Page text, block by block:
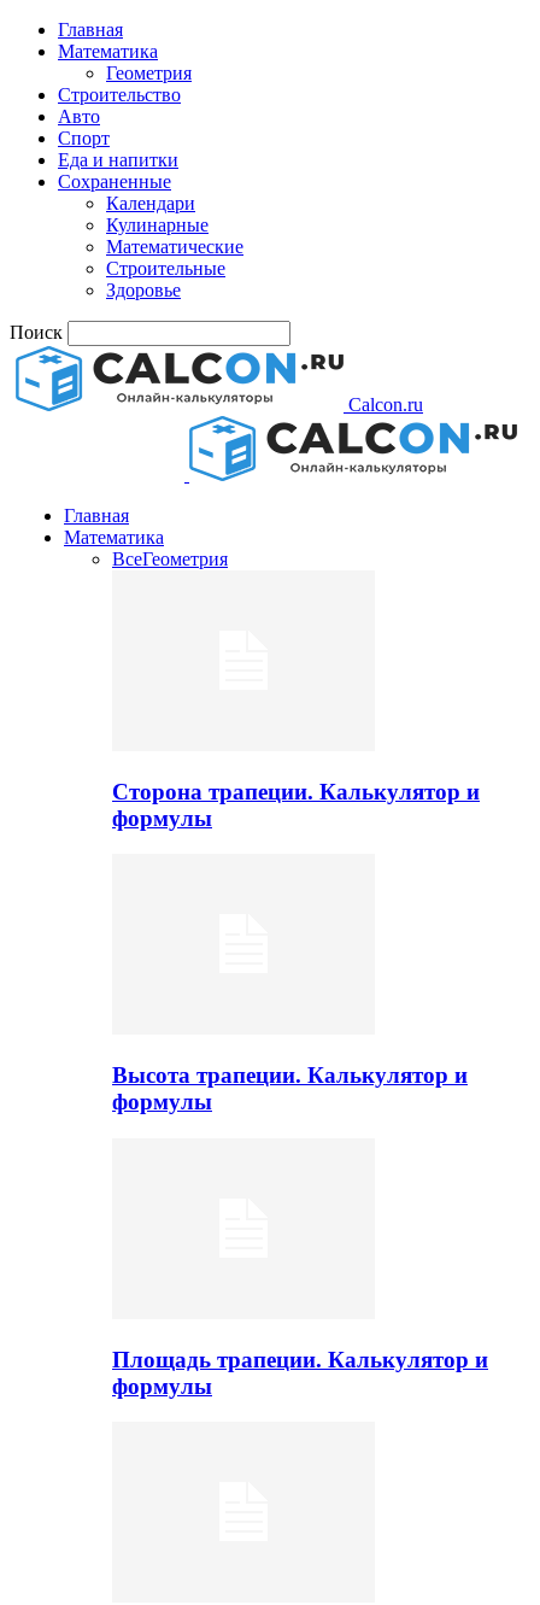
Главная
Математика
Геометрия
Строительство
Авто
Спорт
Еда и напитки
Сохраненные
Календари
Кулинарные
Математические
Строительные
Здоровье
Поиск
Calcon.ru
Главная
Математика
ВсеГеометрия
Сторона трапеции. Калькулятор и
формулы
Высота трапеции. Калькулятор и
формулы
Площадь трапеции. Калькулятор и
формулы